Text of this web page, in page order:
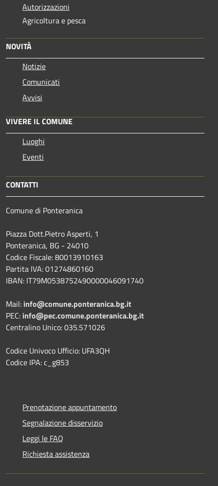
Autorizzazioni
Agricoltura e pesca
NOVITÀ
Notizie
Comunicati
Avvisi
VIVERE IL COMUNE
Luoghi
Eventi
CONTATTI
Comune di Ponteranica
Piazza Dott.Pietro Asperti, 1
Ponteranica, BG - 24010
Codice Fiscale: 80013910163
Partita IVA: 01274860160
IBAN: IT79M0538752490000046091740
Mail: info@comune.ponteranica.bg.it
PEC: info@pec.comune.ponteranica.bg.it
Centralino Unico: 035.571026
Codice Univoco Ufficio: UFA3QH
Codice IPA: c_g853
Prenotazione appuntamento
Segnalazione disservizio
Leggi le FAQ
Richiesta assistenza